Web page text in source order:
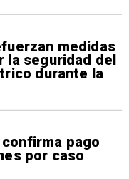
medidas
la seguridad del
durante la
pago
por caso